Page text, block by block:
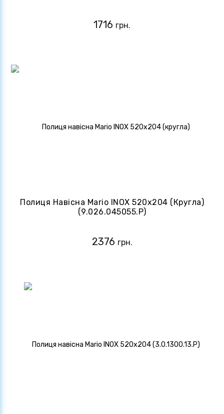
1716 грн.
Полиця Навісна Mario INOX 520х204 (кругла)
(9.026.045055.P)
2376 грн.